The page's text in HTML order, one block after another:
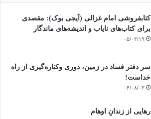
کتابفروشی امام غزالی (آیجی بوک): مقصدی
برای کتاب‌های نایاب و اندیشه‌های ماندگار
۰۵/۰۳/۱۹
سر دفتر فساد در زمین‌، دوری وکناره‌گیری از راه
خداست‌!
۰۴/۰۸/۰۳
رهایی از زندانِ اوهام